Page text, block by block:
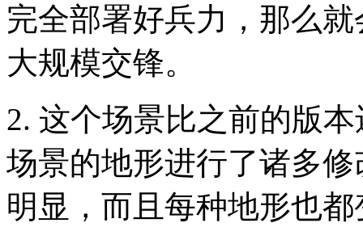
完全部署好兵力，那么
大规模交锋。
2. 这个场景比之前的版
场景的地形进行了诸多
明显，而且每种地形也